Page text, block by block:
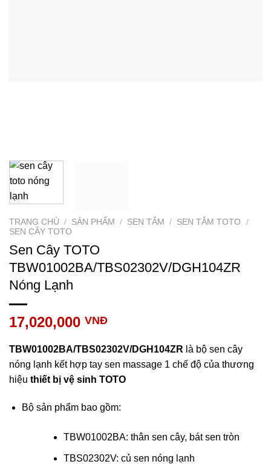
TRANG CHỦ / SẢN PHẨM / SEN TẮM / SEN TẮM TOTO
/
SEN CÂY TOTO
Sen Cây TOTO
TBW01002BA/TBS02302V/DGH104ZR
Nóng Lạnh
17,020,000 VNĐ
TBW01002BA/TBS02302V/DGH104ZR là bộ sen cây
nóng lạnh kết hợp tay sen massage 1 chế độ của thương
hiệu thiết bị vệ sinh TOTO
Bộ sản phẩm bao gồm:
TBW01002BA: thân sen cây, bát sen tròn
TBS02302V: củ sen nóng lạnh